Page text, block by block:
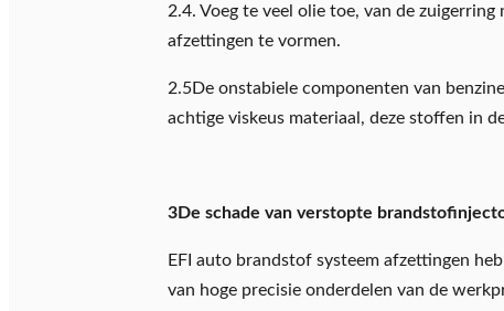
2.4. Voeg te veel olie toe, van de
afzettingen te vormen.
2.5De onstabiele componenten van
achtige viskeus materiaal, deze stoffen in
3De schade van verstopte
EFI auto brandstof systeem afzettingen
van hoge precisie onderdelen van de